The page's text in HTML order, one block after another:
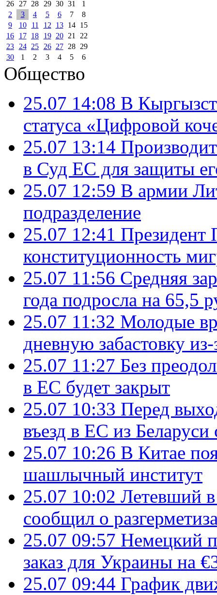
26 27 28 29 30 31
1
2
3 4 5 6 7
8
9
10 11 12 13 14
15
16
17 18 19 20 21
22
23
24 25 26 27 28
29
30
1 2 3 4 5 6
Общество
25.07 14:08 В
статуса «Цифровой
25.07 13:14
в Суд ЕС для защиты
25.07 12:59 В армии
подразделение
25.07 12:41 Президент
конституционность
25.07 11:56 Средняя
года подросла на 65,5
25.07 11:32 Молодые
дневную забастовку
25.07 11:27 Без
в ЕС будет закрыт
25.07 10:33 Перед
въезд в ЕС из Беларуси
25.07 10:26 В Китае
шашлычный институт
25.07 10:02 Летевший
сообщил о
25.07 09:57 Немецкий
заказ для Украины на
25.07 09:44 График